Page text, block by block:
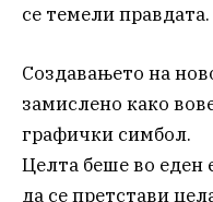
се темели правдата.
Создавањето на
замислено како
графички симбол.
Целта беше во еден
да се претстави